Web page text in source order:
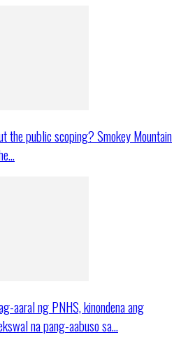
the public scoping? Smokey Mountain
aaral ng PNHS, kinondena ang
na pang-aabuso sa…